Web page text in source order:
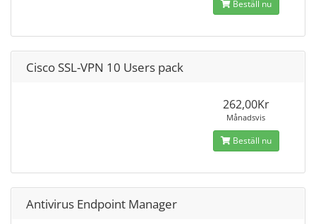
Beställ nu
Cisco SSL-VPN 10 Users pack
262,00Kr
Månadsvis
Beställ nu
Antivirus Endpoint Manager